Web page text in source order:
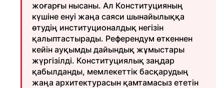
жоғарғы нысаны. Ал Конституцияның
күшіне енуі жаңа саяси шынайылыққа
өтудің институционалдық негізін
қалыптастырады. Референдум өткеннен
кейін ауқымды дайындық жұмыстары
жүргізілді. Конституциялық заңдар
қабылданды, мемлекеттік басқарудың
жаңа архитектурасын қамтамасыз ететін